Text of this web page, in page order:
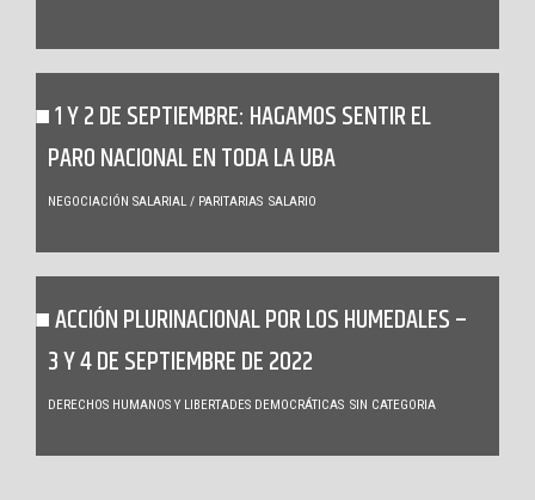
1 Y 2 DE SEPTIEMBRE: HAGAMOS SENTIR EL
PARO NACIONAL EN TODA LA UBA
NEGOCIACIÓN SALARIAL / PARITARIAS SALARIO
ACCIÓN PLURINACIONAL POR LOS HUMEDALES –
3 Y 4 DE SEPTIEMBRE DE 2022
DERECHOS HUMANOS Y LIBERTADES DEMOCRÁTICAS SIN CATEGORIA